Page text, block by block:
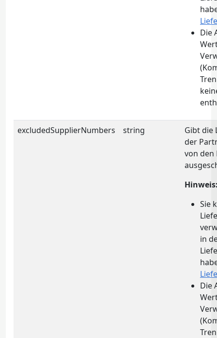
Die
excludedSupplierNumbers string
Gibt die
der
von den
Sie
in
Die